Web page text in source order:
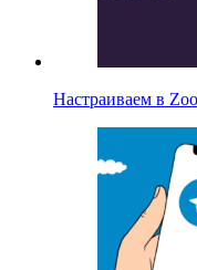
Настраиваем в